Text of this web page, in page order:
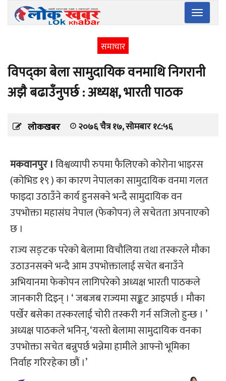
Toggle
समाचार
विपद्का बेला सामुदायिक वनमाथि निगरानी
अझै बढाउँनुपर्छ : अध्यक्ष, भारती पाठक
लोकखबर २०७६ चैत्र १७, सोमबार १८:५६
मकवानपुर ।विश्वव्यापी रुपमा फैलिएको कोरोना भाइरस
(कोभिड १९ ) का कारण नेपालका सामुदायिक वनमा गलत
फाइदा उठाउँने कार्य हुनसक्ने भन्दै सामुदायिक वन
उपभोक्ता महासंघ नेपाल (फेकोपन) ले सचेतता अपनाएको
छ ।
राज्य सङ्टक परेको बेलामा विचौलिया तथा तस्करले मौका
उठाउनसक्ने भन्दै आम उपभोक्तालाई सचेत बनाउँने
अभियानमा फेकोपन लागिपरेको अध्यक्ष भारती पाठकले
जानकारी दिइन् । ‘ जबजब राज्यमा सङ्कट आइपर्छ । मौका
पर्खेर बसेका तस्करलाई चोरी तस्करी गर्न सजिलो हुन्छ । ’
अध्यक्ष पाठकले भनिन्, ‘यस्तो बेलामा सामुदायिक वनका
उपभोक्ता सचेत बन्नुपर्छ भन्नेमा हामीले आफ्नो भूमिका
निर्वाह गरिरहेका छौं ।’